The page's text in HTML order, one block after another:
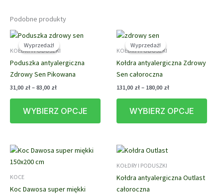
Podobne produkty
Wyprzedaż!
Wyprzedaż!
KOŁDRY I PODUSZKI
Poduszka antyalergiczna
Zdrowy Sen Pikowana
31,00 zł – 83,00 złZakres
31,00 zł
WYBIERZ OPCJE
Ten
ma
wariantów.
można
wybrać
Wyprzedaż!
Wyprzedaż!
KOŁDRY I PODUSZKI
Kołdra antyalergiczna Zdrowy
Sen całoroczna
131,00 zł – 180,00 złZakres
131,00 zł
WYBIERZ OPCJE
Ten
ma
KOCE
Koc Dawosa super miękki
KOŁDRY I PODUSZKI
Kołdra antyalergiczna Outlast
całoroczna